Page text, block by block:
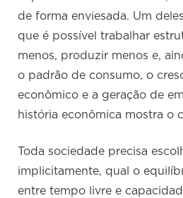
de forma enviesada. Um
que é possível trabalhar
menos, produzir menos e,
o padrão de consumo, o
econômico e a geração de
história econômica mostra o
Toda sociedade precisa
implicitamente, qual o
entre tempo livre e